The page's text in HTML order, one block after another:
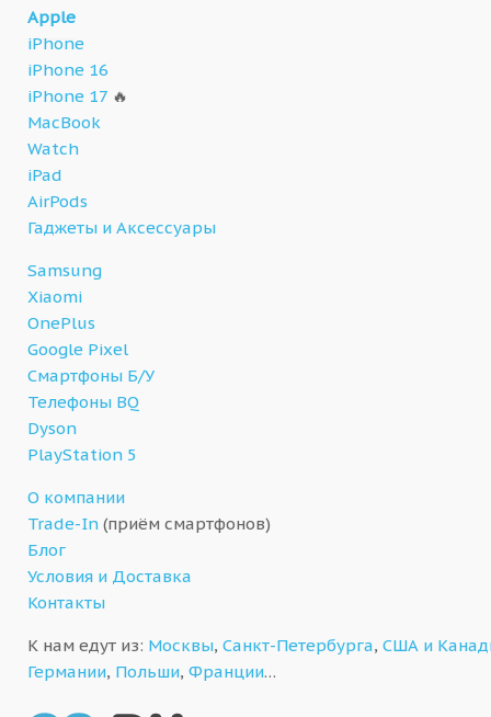
Apple
iPhone
iPhone 16
iPhone 17 🔥
MacBook
Watch
iPad
AirPods
Гаджеты и Аксессуары
Samsung
Xiaomi
OnePlus
Google Pixel
Смартфоны Б/У
Телефоны BQ
Dyson
PlayStation 5
О компании
Trade-In (приём смартфонов)
Блог
Условия и Доставка
Контакты
К нам едут из: Москвы, Санкт-Петербурга, США и
Германии, Польши, Франции…